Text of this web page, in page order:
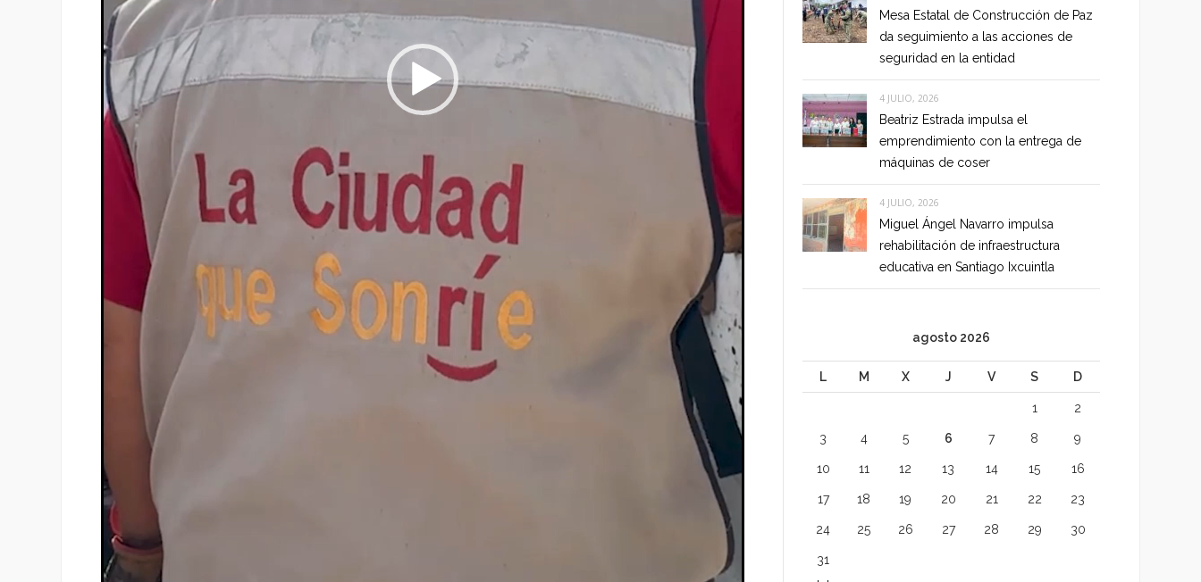
Mesa Estatal de Construcción de Paz
da seguimiento a las acciones de
seguridad en la entidad
4 JULIO, 2026
Beatriz Estrada impulsa el
emprendimiento con la entrega de
máquinas de coser
4 JULIO, 2026
Miguel Ángel Navarro impulsa
rehabilitación de infraestructura
educativa en Santiago Ixcuintla
agosto 2026
L M X J V S D
1 2
3 4 5 6 7 8 9
10 11 12 13 14 15 16
17 18 19 20 21 22 23
24 25 26 27 28 29 30
31